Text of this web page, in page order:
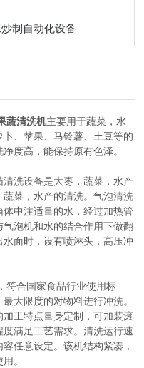
制自动化设备
蔬清洗机主要用于蔬菜，水
、苹果、马铃薯、土豆等的
度高，能保持原有色泽。
洗设备是大枣，蔬菜，水产
菜，水产的清洗。气泡清洗
中注适量的水，经过加热管
泡机和水的结合作用下做翻
面时，设有喷淋头，高压冲
合国家食品行业使用标
大限度的对物料进行冲洗。
工特点量身定制，可加装滚
满足工艺需求。清洗运行速
任意设定。该机结构紧凑，
。